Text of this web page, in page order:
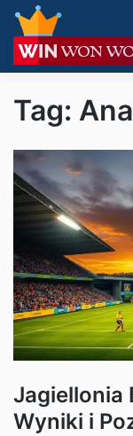
Tag:
Jagiellonia
Wyniki i